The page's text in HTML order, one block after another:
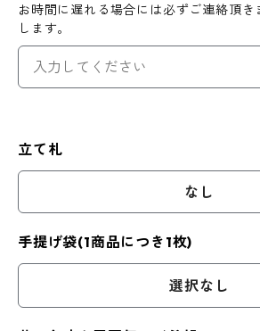
お時間に遅れる場合には必ずご連絡頂き
します。
立て札
なし
手提げ袋(1商品につき1枚)
選択なし